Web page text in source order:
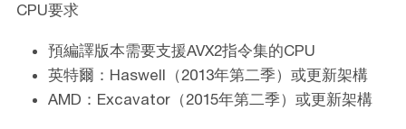
CPU要求
預編譯版本需要支援AVX2指令集的CPU
英特爾：Haswell（2013年第二季）或更新架構
AMD：Excavator（2015年第二季）或更新架構